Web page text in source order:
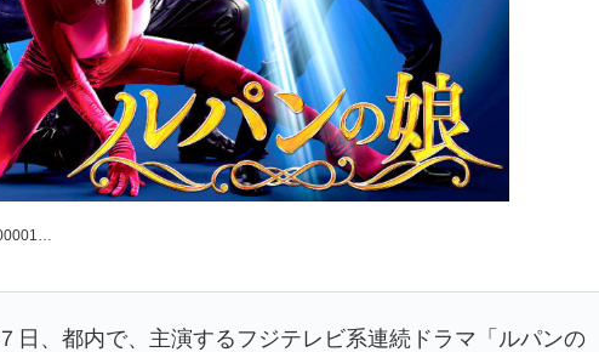
日、都内で、主演するフジテレビ系連続ドラマ「ルパンの